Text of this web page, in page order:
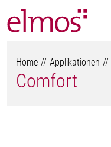
Home Applikationen
Comfort